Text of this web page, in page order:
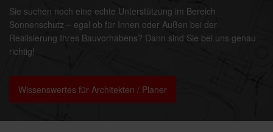
Sie suchen noch eine echte Unterstützung im Bereich
Sonnenschutz – egal ob für Innen oder Außen bei der
Realisierung Ihres Bauvorhabens? Dann sind Sie bei uns genau
richtig!
Wissenswertes für Architekten / Planer